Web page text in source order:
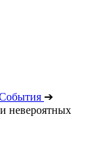
➔
невероятных